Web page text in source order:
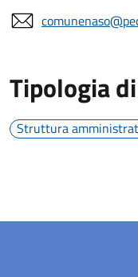
Tipologia
Struttura